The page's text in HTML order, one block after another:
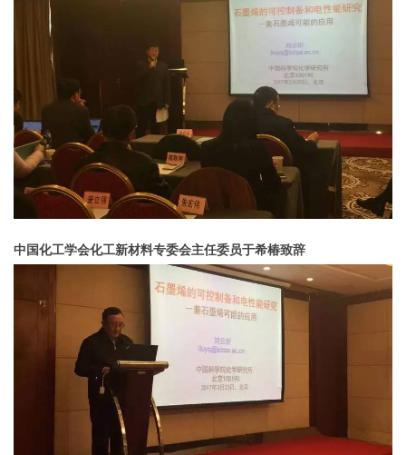
中国化工学会化工新材料专委会主任委员于希椿致辞